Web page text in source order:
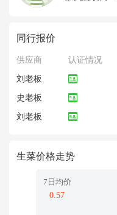
同行报价
供应商 认证情况
刘老板
史老板
刘老板
生菜价格走势
7日均价
0.57